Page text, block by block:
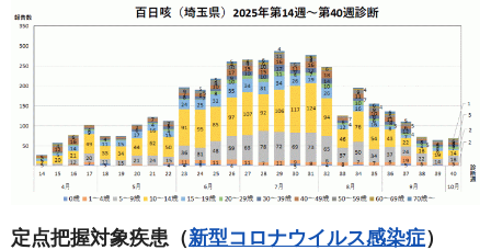
定点把握対象疾患（新型コロナウイルス感染症）